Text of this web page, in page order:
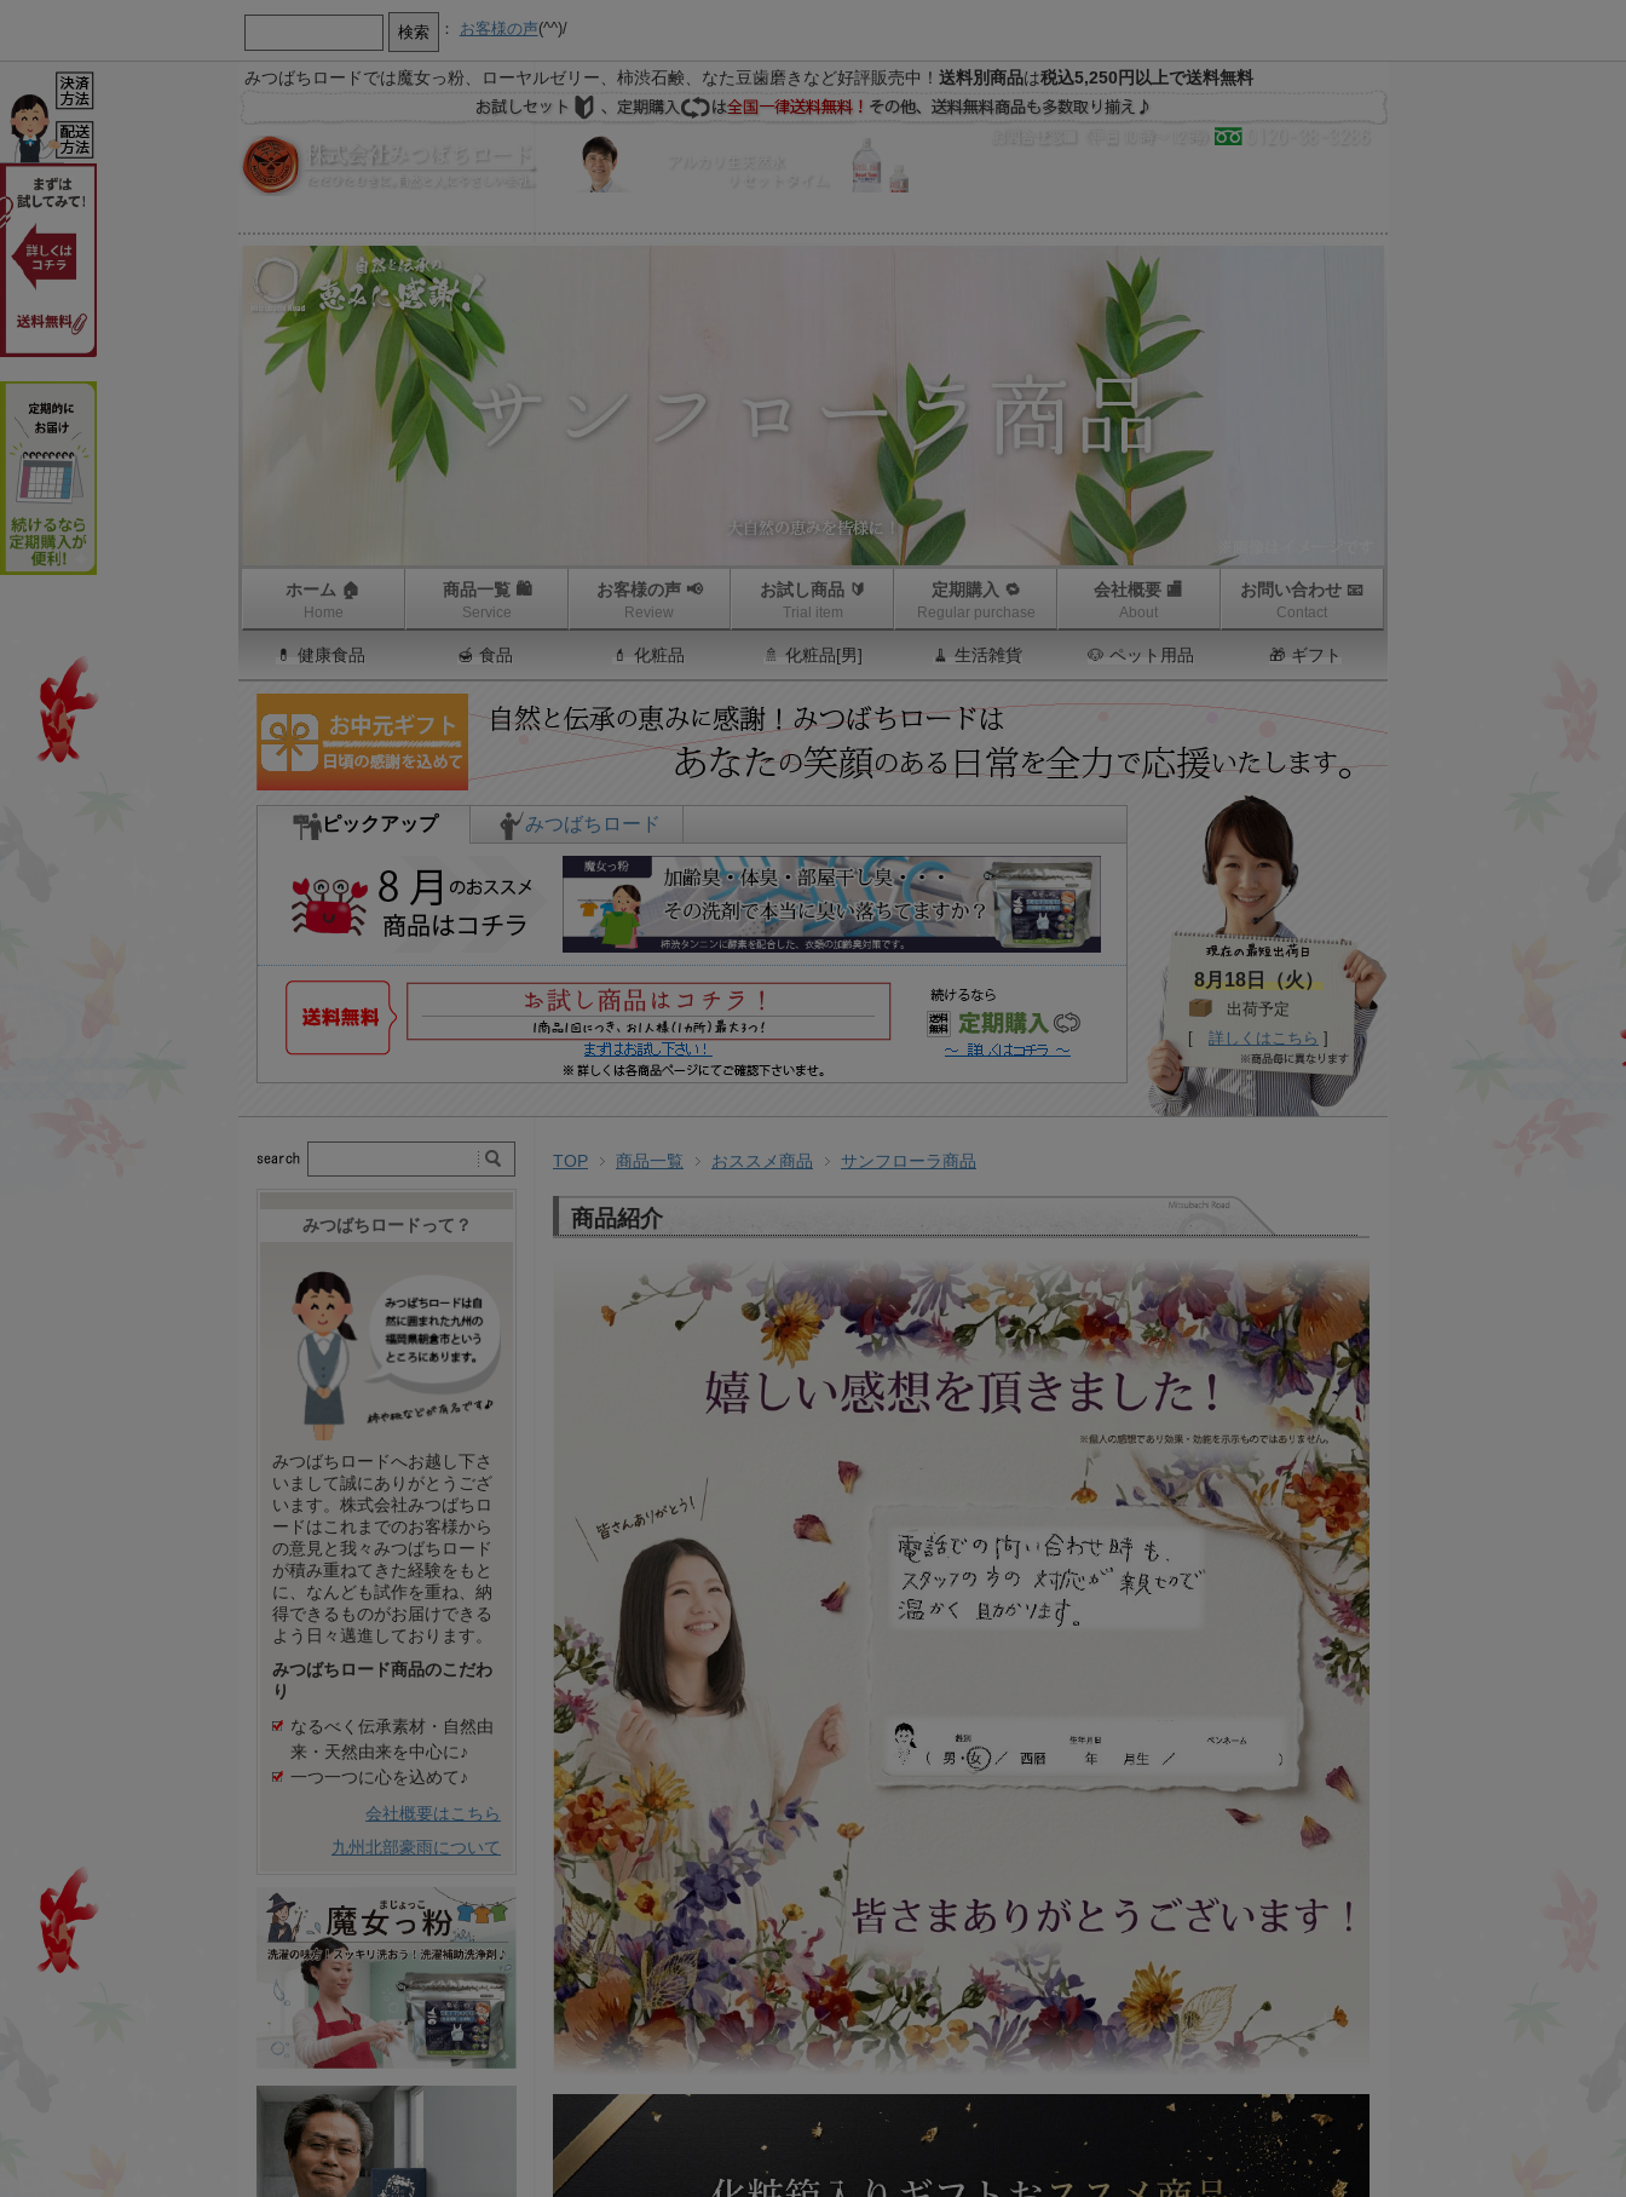
： お客様の声(^^)/
みつばちロードでは魔女っ粉、ローヤルゼリー、柿渋石鹸、なた豆歯磨きなど好評販売中！ 送料別商品は税込5,250円以上で送料無料
ホーム 🏠
Home
商品一覧 🛍
Service
お客様の声 📢
Review
お試し商品 🔰
Trial item
定期購入 🔁
Regular purchase
会社概要 🏬
About
お問い合わせ 📧
Contact
TOP 商品一覧 おススメ商品 サンフローラ商品
商品紹介
みつばちロードって？
みつばちロードへお越し下さ
いまして誠にありがとうござ
います。株式会社みつばちロ
ードはこれまでのお客様から
の意見と我々みつばちロード
が積み重ねてきた経験をもと
に、なんども試作を重ね、納
得できるものがお届けできる
よう日々邁進しております。
みつばちロード商品のこだわ
り
なるべく伝承素材・自然由
来・天然由来を中心に♪
一つ一つに心を込めて♪
会社概要はこちら
九州北部豪雨について